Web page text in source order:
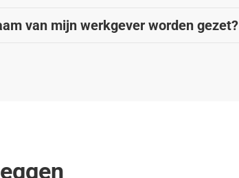
van mijn werkgever worden gezet?